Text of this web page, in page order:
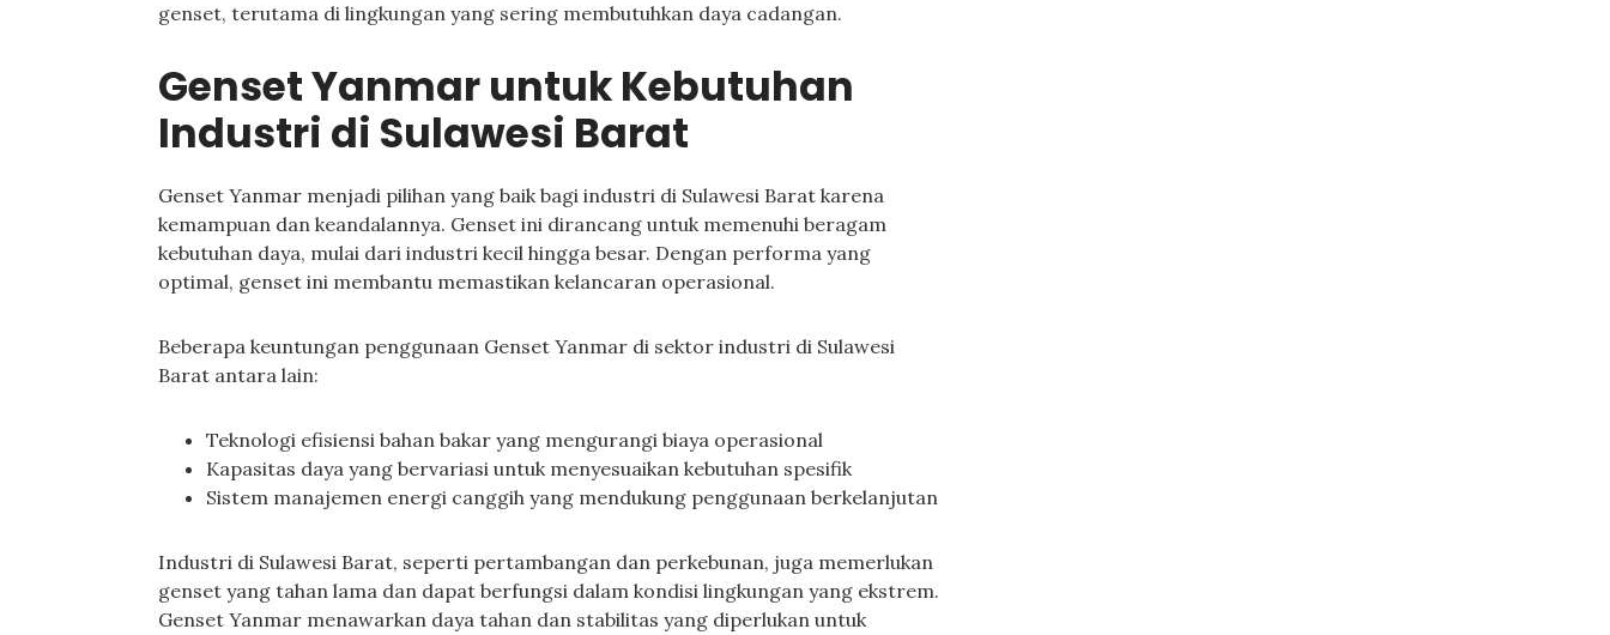
genset, terutama di lingkungan yang sering membutuhkan daya cadangan.
Genset Yanmar untuk Kebutuhan
Industri di Sulawesi Barat
Genset Yanmar menjadi pilihan yang baik bagi industri di Sulawesi Barat karena
kemampuan dan keandalannya. Genset ini dirancang untuk memenuhi beragam
kebutuhan daya, mulai dari industri kecil hingga besar. Dengan performa yang
optimal, genset ini membantu memastikan kelancaran operasional.
Beberapa keuntungan penggunaan Genset Yanmar di sektor industri di Sulawesi
Barat antara lain:
Teknologi efisiensi bahan bakar yang mengurangi biaya operasional
Kapasitas daya yang bervariasi untuk menyesuaikan kebutuhan spesifik
Sistem manajemen energi canggih yang mendukung penggunaan berkelanjutan
Industri di Sulawesi Barat, seperti pertambangan dan perkebunan, juga memerlukan
genset yang tahan lama dan dapat berfungsi dalam kondisi lingkungan yang ekstrem.
Genset Yanmar menawarkan daya tahan dan stabilitas yang diperlukan untuk